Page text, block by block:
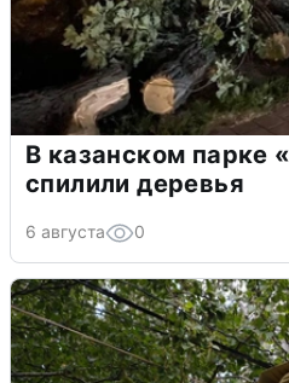
В казанском парке
спилили деревья
6 августа 0